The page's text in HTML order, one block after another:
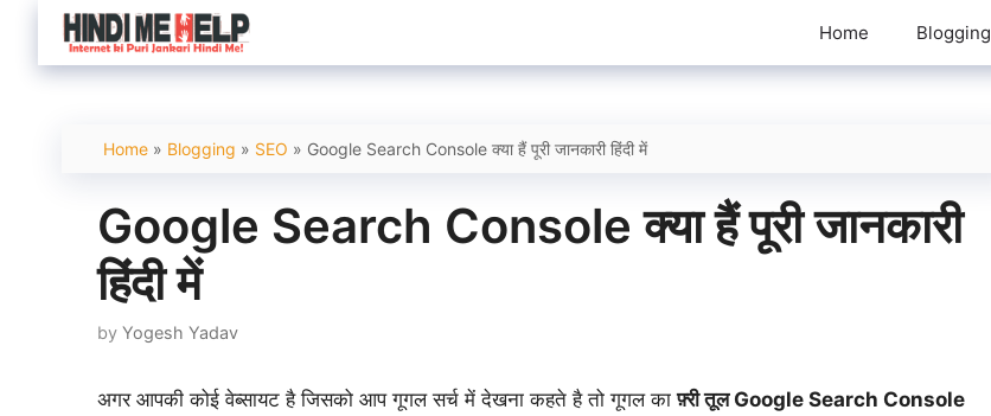
content
Home Blogging
Home » Blogging » SEO » Google Search Console क्या हैं पूरी जानकारी हिंदी में
Google Search Console क्या हैं पूरी जानकारी
हिंदी में
by Yogesh Yadav
अगर आपकी कोई वेब्सायट है जिसको आप गूगल सर्च में देखना कहते है तो गूगल काफ़्री तूल Google Search Console